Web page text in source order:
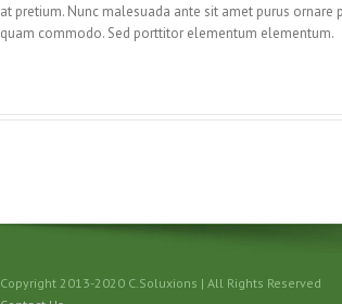
at pretium. Nunc malesuada ante sit amet purus
quam commodo. Sed porttitor elementum elementum.
Copyright 2013-2020